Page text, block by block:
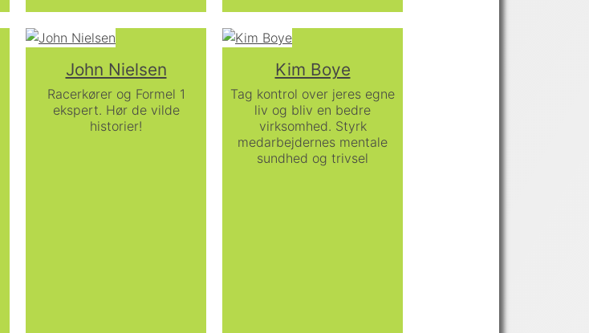
John Nielsen
Racerkører og Formel 1
ekspert. Hør de vilde
historier!
Kim Boye
Tag kontrol over jeres egne
liv og bliv en bedre
virksomhed. Styrk
medarbejdernes mentale
sundhed og trivsel